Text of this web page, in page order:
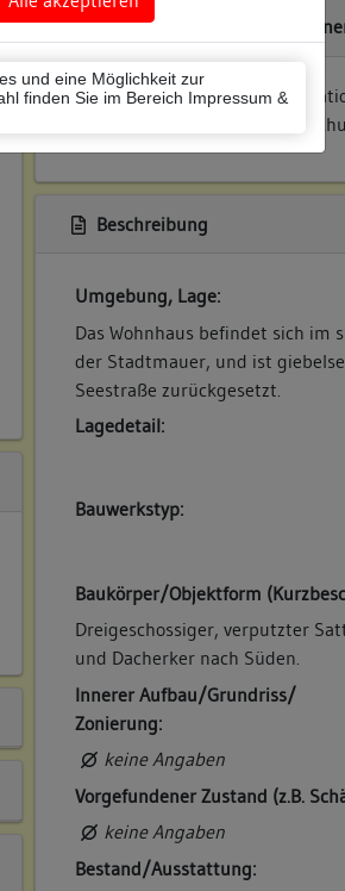
und eine Möglichkeit zur
finden Sie im Bereich Impressum &
Zugeordnete
Bauhistorische
Restauratorische
Beschreibung
Umgebung, Lage:
Das Wohnhaus befindet sich
der Stadtmauer, und ist
Seestraße zurückgesetzt.
Lagedetail:
Bauwerkstyp:
Baukörper/Objektform
Dreigeschossiger, verputzter
und Dacherker nach Süden.
Innerer Aufbau/Grundriss/
Zonierung:
keine Angaben
Vorgefundener Zustand (z.B.
keine Angaben
Bestand/Ausstattung: